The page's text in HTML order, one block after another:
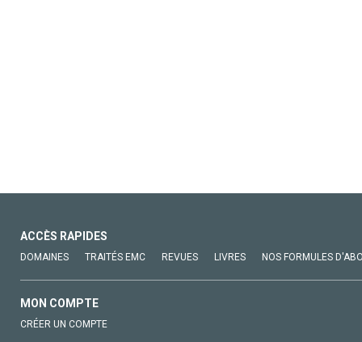
ACCÈS RAPIDES
DOMAINES TRAITÉS EMC REVUES LIVRES NOS FORMULES
MON COMPTE
CRÉER UN COMPTE